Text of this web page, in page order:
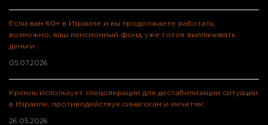
Если вам 60+ в Израиле и вы продолжаете работать,
возможно, ваш пенсионный фонд уже готов выплачивать
деньги.
05.07.2026
Кремль использует спецоперации для дестабилизации ситуации
в Израиле, противодействуя синагогам и мечетям.
26.05.2026